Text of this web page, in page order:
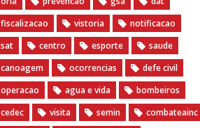
fiscalizacao
vistoria
notificacao
sat
centro esporte
saude
canoagem
ocorrencias
defe civil
operacao
agua e vida
bombeiros
cedec
visita semin
combateainc